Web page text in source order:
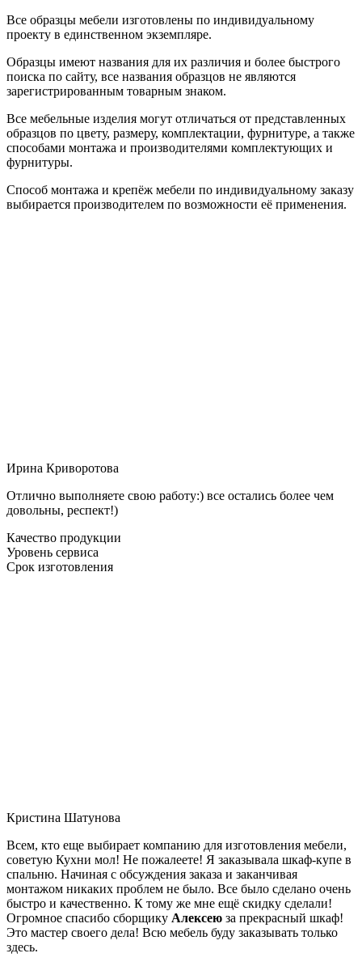
Все образцы мебели изготовлены по индивидуальному
проекту в единственном экземпляре.
Образцы имеют названия для их различия и более быстрого
поиска по сайту, все названия образцов не являются
зарегистрированным товарным знаком.
Все мебельные изделия могут отличаться от представленных
образцов по цвету, размеру, комплектации, фурнитуре, а также
способами монтажа и производителями комплектующих и
фурнитуры.
Способ монтажа и крепёж мебели по индивидуальному заказу
выбирается производителем по возможности её применения.
Ирина Криворотова
Отлично выполняете свою работу:) все остались более чем
довольны, респект!)
Качество продукции
Уровень сервиса
Срок изготовления
Кристина Шатунова
Всем, кто еще выбирает компанию для изготовления мебели,
советую Кухни мол! Не пожалеете! Я заказывала шкаф-купе в
спальню. Начиная с обсуждения заказа и заканчивая
монтажом никаких проблем не было. Все было сделано очень
быстро и качественно. К тому же мне ещё скидку сделали!
Огромное спасибо сборщику Алексею за прекрасный шкаф!
Это мастер своего дела! Всю мебель буду заказывать только
здесь.